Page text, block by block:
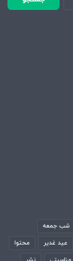
برای:
شب جمعه
عید غدیر محتوا